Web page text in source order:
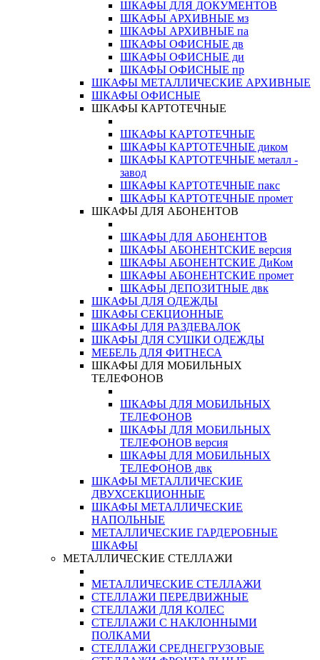
ШКАФЫ ДЛЯ ДОКУМЕНТОВ
ШКАФЫ АРХИВНЫЕ мз
ШКАФЫ АРХИВНЫЕ па
ШКАФЫ ОФИСНЫЕ дв
ШКАФЫ ОФИСНЫЕ ди
ШКАФЫ ОФИСНЫЕ пр
ШКАФЫ МЕТАЛЛИЧЕСКИЕ АРХИВНЫЕ
ШКАФЫ ОФИСНЫЕ
ШКАФЫ КАРТОТЕЧНЫЕ
ШКАФЫ КАРТОТЕЧНЫЕ
ШКАФЫ КАРТОТЕЧНЫЕ диком
ШКАФЫ КАРТОТЕЧНЫЕ металл -
завод
ШКАФЫ КАРТОТЕЧНЫЕ пакс
ШКАФЫ КАРТОТЕЧНЫЕ промет
ШКАФЫ ДЛЯ АБОНЕНТОВ
ШКАФЫ ДЛЯ АБОНЕНТОВ
ШКАФЫ АБОНЕНТСКИЕ версия
ШКАФЫ АБОНЕНТСКИЕ ДиКом
ШКАФЫ АБОНЕНТСКИЕ промет
ШКАФЫ ДЕПОЗИТНЫЕ двк
ШКАФЫ ДЛЯ ОДЕЖДЫ
ШКАФЫ СЕКЦИОННЫЕ
ШКАФЫ ДЛЯ РАЗДЕВАЛОК
ШКАФЫ ДЛЯ СУШКИ ОДЕЖДЫ
МЕБЕЛЬ ДЛЯ ФИТНЕСА
ШКАФЫ ДЛЯ МОБИЛЬНЫХ
ТЕЛЕФОНОВ
ШКАФЫ ДЛЯ МОБИЛЬНЫХ
ТЕЛЕФОНОВ
ШКАФЫ ДЛЯ МОБИЛЬНЫХ
ТЕЛЕФОНОВ версия
ШКАФЫ ДЛЯ МОБИЛЬНЫХ
ТЕЛЕФОНОВ двк
ШКАФЫ МЕТАЛЛИЧЕСКИЕ
ДВУХСЕКЦИОННЫЕ
ШКАФЫ МЕТАЛЛИЧЕСКИЕ
НАПОЛЬНЫЕ
МЕТАЛЛИЧЕСКИЕ ГАРДЕРОБНЫЕ
ШКАФЫ
МЕТАЛЛИЧЕСКИЕ СТЕЛЛАЖИ
МЕТАЛЛИЧЕСКИЕ СТЕЛЛАЖИ
СТЕЛЛАЖИ ПЕРЕДВИЖНЫЕ
СТЕЛЛАЖИ ДЛЯ КОЛЕС
СТЕЛЛАЖИ С НАКЛОННЫМИ
ПОЛКАМИ
СТЕЛЛАЖИ СРЕДНЕГРУЗОВЫЕ